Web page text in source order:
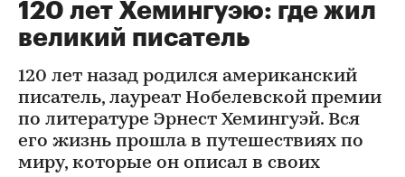
120 лет Хемингуэю: где жил
великий писатель
120 лет назад родился американский
писатель, лауреат Нобелевской премии
по литературе Эрнест Хемингуэй. Вся
его жизнь прошла в путешествиях по
миру, которые он описал в своих